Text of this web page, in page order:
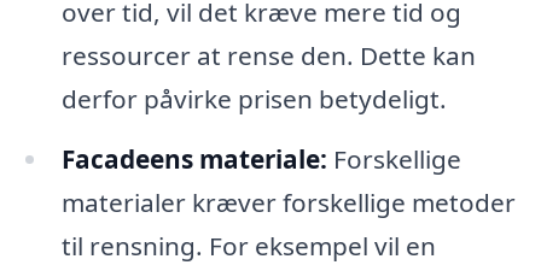
over tid, vil det kræve mere tid og
ressourcer at rense den. Dette kan
derfor påvirke prisen betydeligt.
Facadeens materiale: Forskellige
materialer kræver forskellige metoder
til rensning. For eksempel vil en